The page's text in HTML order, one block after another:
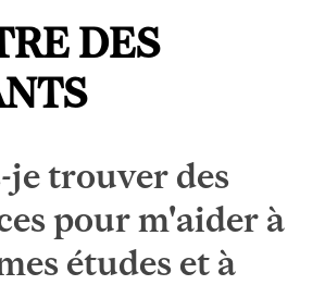
DES
je trouver des
pour m'aider à
études et à